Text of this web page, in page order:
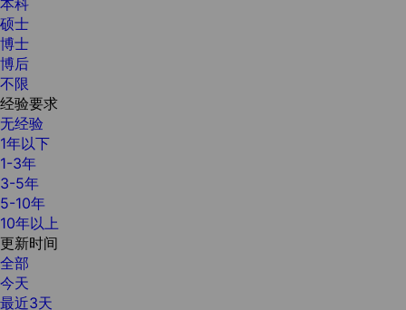
硕士
博士
博后
不限
经验要求
无经验
1年以下
1-3年
3-5年
5-10年
10年以上
更新时间
全部
今天
最近3天